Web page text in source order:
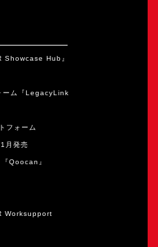
Showcase Hub』
ーム『LegacyLink
フォーム
月発売
Qoocan』
Worksupport